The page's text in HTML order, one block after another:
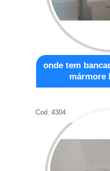
onde tem
mármore
Cod.:4304